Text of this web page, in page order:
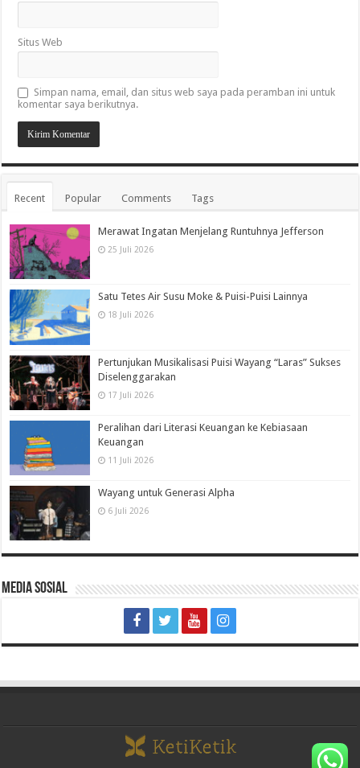
Situs Web
Simpan nama, email, dan situs web saya pada peramban ini untuk
komentar saya berikutnya.
Recent Popular Comments Tags
Merawat Ingatan Menjelang Runtuhnya Jefferson
25 Juli 2026
Satu Tetes Air Susu Moke & Puisi-Puisi Lainnya
18 Juli 2026
Pertunjukan Musikalisasi Puisi Wayang “Laras” Sukses
Diselenggarakan
17 Juli 2026
Peralihan dari Literasi Keuangan ke Kebiasaan
Keuangan
11 Juli 2026
Wayang untuk Generasi Alpha
6 Juli 2026
Media Sosial